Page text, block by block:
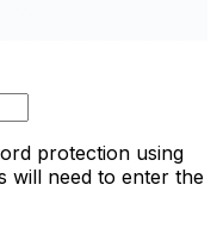
protection using
will need to enter the